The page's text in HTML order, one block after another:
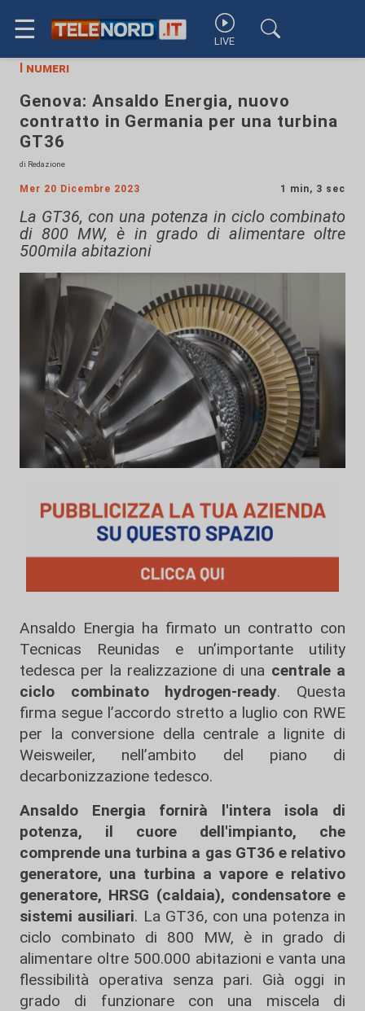
☰ LIVE
I numeri
Genova: Ansaldo Energia, nuovo
contratto in Germania per una turbina
GT36
di Redazione
Mer 20 Dicembre 2023 1 min, 3 sec
La GT36, con una potenza in ciclo combinato
di 800 MW, è in grado di alimentare oltre
500mila abitazioni
Ansaldo Energia ha firmato un contratto con
Tecnicas Reunidas e un’importante utility
tedesca per la realizzazione di una centrale a
ciclo combinato hydrogen-ready. Questa
firma segue l’accordo stretto a luglio con RWE
per la conversione della centrale a lignite di
Weisweiler, nell’ambito del piano di
decarbonizzazione tedesco.
Ansaldo Energia fornirà l'intera isola di
potenza, il cuore dell'impianto, che
comprende una turbina a gas GT36 e relativo
generatore, una turbina a vapore e relativo
generatore, HRSG (caldaia), condensatore e
sistemi ausiliari. La GT36, con una potenza in
ciclo combinato di 800 MW, è in grado di
alimentare oltre 500.000 abitazioni e vanta una
flessibilità operativa senza pari. Già oggi in
grado di funzionare con una miscela di